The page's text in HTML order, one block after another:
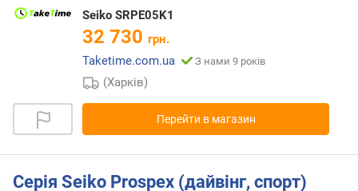
Seiko SRPE05K1
32 730 грн.
Taketime.com.ua
З нами 9 років
(Харків)
Перейти в магазин
Серія Seiko Prospex (дайвінг, спорт)